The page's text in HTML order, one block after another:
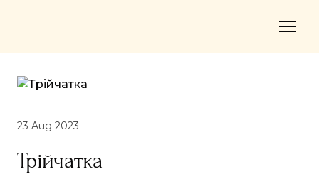
23 Aug 2023
Трійчатка